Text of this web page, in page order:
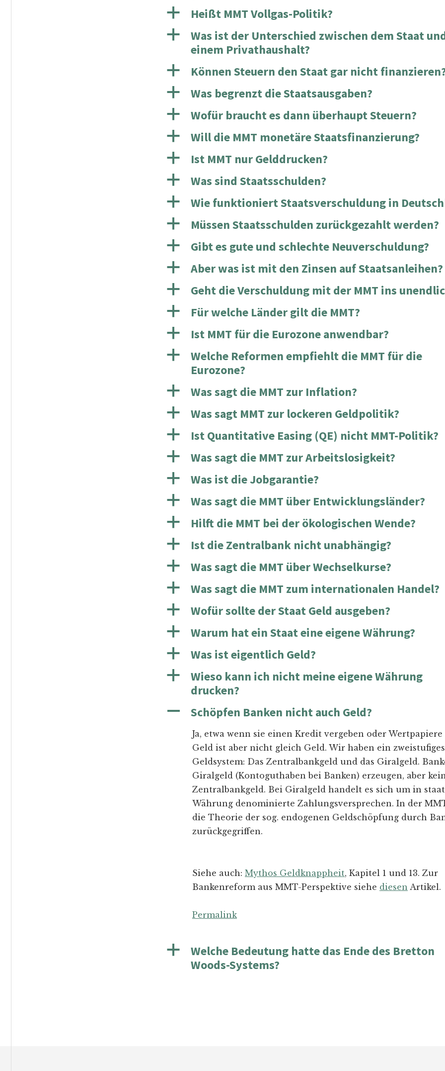
a Heißt MMT Vollgas-Politik?
a
Was ist der Unterschied zwischen dem Staat
einem Privathaushalt?
a Können Steuern den Staat gar nicht
a Was begrenzt die Staatsausgaben?
a Wofür braucht es dann überhaupt Steuern?
a Will die MMT monetäre Staatsfinanzierung?
a Ist MMT nur Gelddrucken?
a Was sind Staatsschulden?
a Wie funktioniert Staatsverschuldung in
a Müssen Staatsschulden zurückgezahlt werden?
a Gibt es gute und schlechte Neuverschuldung?
a Aber was ist mit den Zinsen auf Staatsanleihen?
a Geht die Verschuldung mit der MMT ins
a Für welche Länder gilt die MMT?
a Ist MMT für die Eurozone anwendbar?
a
Welche Reformen empfiehlt die MMT für die
Eurozone?
a Was sagt die MMT zur Inflation?
a Was sagt MMT zur lockeren Geldpolitik?
a Ist Quantitative Easing (QE) nicht MMT-Politik?
a Was sagt die MMT zur Arbeitslosigkeit?
a Was ist die Jobgarantie?
a Was sagt die MMT über Entwicklungsländer?
a Hilft die MMT bei der ökologischen Wende?
a Ist die Zentralbank nicht unabhängig?
a Was sagt die MMT über Wechselkurse?
a Was sagt die MMT zum internationalen Handel?
a Wofür sollte der Staat Geld ausgeben?
a Warum hat ein Staat eine eigene Währung?
a Was ist eigentlich Geld?
a
Wieso kann ich nicht meine eigene Währung
drucken?
A Schöpfen Banken nicht auch Geld?
Ja, etwa wenn sie einen Kredit vergeben oder
Geld ist aber nicht gleich Geld. Wir haben ein zweistufiges
Geldsystem: Das Zentralbankgeld und das Giralgeld.
Giralgeld (Kontoguthaben bei Banken) erzeugen, aber
Zentralbankgeld. Bei Giralgeld handelt es sich um in
Währung denominierte Zahlungsversprechen. In der
die Theorie der sog. endogenen Geldschöpfung durch
zurückgegriffen.
Siehe auch: Mythos Geldknappheit, Kapitel 1 und 13. Zur
Bankenreform aus MMT-Perspektive siehe diesen Artikel.
Permalink
a
Welche Bedeutung hatte das Ende des Bretton
Woods-Systems?